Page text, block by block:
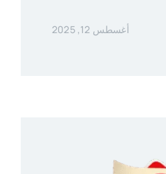
أغسطس 12, 2025